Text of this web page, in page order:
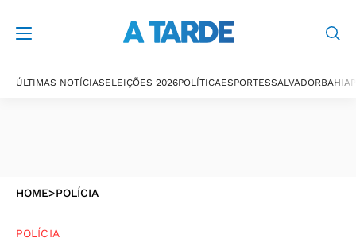
ÚLTIMAS NOTÍCIASELEIÇÕES 2026POLÍTICAESPORTESSALVADORBAHIA
HOME>POLÍCIA
POLÍCIA